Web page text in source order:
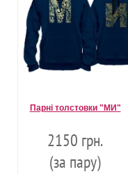
Парні толстовки "МИ"
2150 грн.
(за пару)